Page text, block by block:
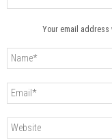
Your email address